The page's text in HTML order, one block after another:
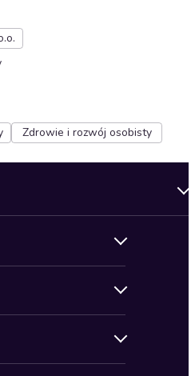
Zdrowie i rozwój osobisty